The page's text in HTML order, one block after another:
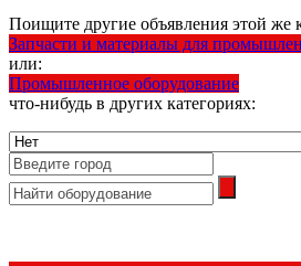
Поищите другие объявления этой же
Запчасти и материалы для
или:
Промышленное оборудование
что-нибудь в других категориях: